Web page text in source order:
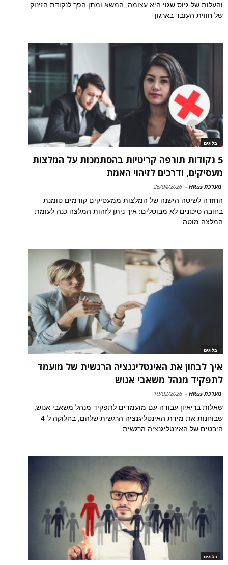
והעלות של גיוס שגוי היא עצומה, המשא ומתן הפך לנקודת הזינוק
של חווית העובד בארגון
בלוגים
5 נקודות תורפה קריטיות בהסתמכות על המלצות
מעסיקים, ודרכים לזיהוי האמת
מערכת HRus -
26/04/2026
החזרה לשיטה הישנה של המלצות ממעסיקים קודמים טומנת
בחובה סיכונים לא מבוטלים: איך ניתן לזהות המלצה כנה לעומת
המלצה מוטה
בלוגים
איך לבחון את האינטליגנציה הרגשית של מועמד
לתפקיד מנהל משאבי אנוש
מערכת HRus -
19/02/2026
שאלות בריאיון עבודה עם מועמדים לתפקיד מנהל משאבי אנוש,
שבוחנות את מידת האינטליגנציה הרגשית שלהם, בחלוקה ל-4
היבטים של האינטליגנציה הרגשית
בלוגים